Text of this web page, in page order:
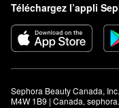
Téléchargez l’appli
Sephora Beauty Canada,
M4W 1B9 | Canada,